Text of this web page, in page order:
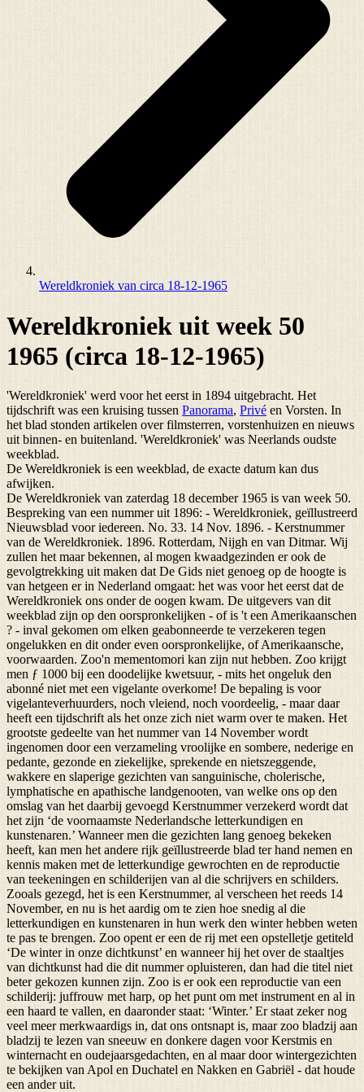
Wereldkroniek van circa 18-12-1965
Wereldkroniek uit week 50
1965 (circa 18-12-1965)
'Wereldkroniek' werd voor het eerst in 1894 uitgebracht. Het
tijdschrift was een kruising tussen Panorama, Privé en Vorsten. In
het blad stonden artikelen over filmsterren, vorstenhuizen en nieuws
uit binnen- en buitenland. 'Wereldkroniek' was Neerlands oudste
weekblad.
De Wereldkroniek is een weekblad, de exacte datum kan dus
afwijken.
De Wereldkroniek van zaterdag 18 december 1965 is van week 50.
Bespreking van een nummer uit 1896: - Wereldkroniek, geïllustreerd
Nieuwsblad voor iedereen. No. 33. 14 Nov. 1896. - Kerstnummer
van de Wereldkroniek. 1896. Rotterdam, Nijgh en van Ditmar. Wij
zullen het maar bekennen, al mogen kwaadgezinden er ook de
gevolgtrekking uit maken dat De Gids niet genoeg op de hoogte is
van hetgeen er in Nederland omgaat: het was voor het eerst dat de
Wereldkroniek ons onder de oogen kwam. De uitgevers van dit
weekblad zijn op den oorspronkelijken - of is 't een Amerikaanschen
? - inval gekomen om elken geabonneerde te verzekeren tegen
ongelukken en dit onder even oorspronkelijke, of Amerikaansche,
voorwaarden. Zoo'n mementomori kan zijn nut hebben. Zoo krijgt
men ƒ 1000 bij een doodelijke kwetsuur, - mits het ongeluk den
abonné niet met een vigelante overkome! De bepaling is voor
vigelanteverhuurders, noch vleiend, noch voordeelig, - maar daar
heeft een tijdschrift als het onze zich niet warm over te maken. Het
grootste gedeelte van het nummer van 14 November wordt
ingenomen door een verzameling vroolijke en sombere, nederige en
pedante, gezonde en ziekelijke, sprekende en nietszeggende,
wakkere en slaperige gezichten van sanguinische, cholerische,
lymphatische en apathische landgenooten, van welke ons op den
omslag van het daarbij gevoegd Kerstnummer verzekerd wordt dat
het zijn ‘de voornaamste Nederlandsche letterkundigen en
kunstenaren.’ Wanneer men die gezichten lang genoeg bekeken
heeft, kan men het andere rijk geïllustreerde blad ter hand nemen en
kennis maken met de letterkundige gewrochten en de reproductie
van teekeningen en schilderijen van al die schrijvers en schilders.
Zooals gezegd, het is een Kerstnummer, al verscheen het reeds 14
November, en nu is het aardig om te zien hoe snedig al die
letterkundigen en kunstenaren in hun werk den winter hebben weten
te pas te brengen. Zoo opent er een de rij met een opstelletje getiteld
‘De winter in onze dichtkunst’ en wanneer hij het over de staaltjes
van dichtkunst had die dit nummer opluisteren, dan had die titel niet
beter gekozen kunnen zijn. Zoo is er ook een reproductie van een
schilderij: juffrouw met harp, op het punt om met instrument en al in
een haard te vallen, en daaronder staat: ‘Winter.’ Er staat zeker nog
veel meer merkwaardigs in, dat ons ontsnapt is, maar zoo bladzij aan
bladzij te lezen van sneeuw en donkere dagen voor Kerstmis en
winternacht en oudejaarsgedachten, en al maar door wintergezichten
te bekijken van Apol en Duchatel en Nakken en Gabriël - dat houde
een ander uit.